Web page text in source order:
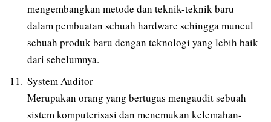
mengembangkan metode dan teknik-teknik baru
dalam pembuatan sebuah hardware sehingga muncul
sebuah produk baru dengan teknologi yang lebih baik
dari sebelumnya.
System Auditor
Merupakan orang yang bertugas mengaudit sebuah
sistem komputerisasi dan menemukan kelemahan-